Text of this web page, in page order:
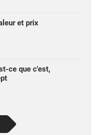
et prix
ce que c'est,